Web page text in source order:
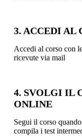
3. ACCEDI AL
Accedi al corso con
ricevute via mail
4. SVOLGI IL
ONLINE
Segui il corso
compila i test